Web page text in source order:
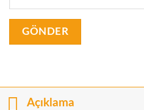
Açıklama